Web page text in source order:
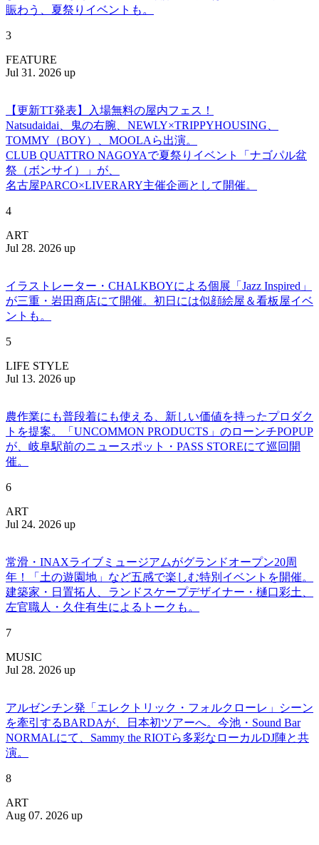
賑わう、夏祭りイベントも。
3
FEATURE
Jul 31. 2026 up
【更新TT発表】入場無料の屋内フェス！
Natsudaidai、鬼の右腕、NEWLY×TRIPPYHOUSING、
TOMMY（BOY）、MOOLAら出演。
CLUB QUATTRO NAGOYAで夏祭りイベント「ナゴパル盆
祭（ボンサイ）」が、
名古屋PARCO×LIVERARY主催企画として開催。
4
ART
Jul 28. 2026 up
イラストレーター・CHALKBOYによる個展「Jazz Inspired」
が三重・岩田商店にて開催。初日には似顔絵屋＆看板屋イベ
ントも。
5
LIFE STYLE
Jul 13. 2026 up
農作業にも普段着にも使える、新しい価値を持ったプロダク
トを提案。「UNCOMMON PRODUCTS」のローンチPOPUP
が、岐阜駅前のニュースポット・PASS STOREにて巡回開
催。
6
ART
Jul 24. 2026 up
常滑・INAXライブミュージアムがグランドオープン20周
年！「土の遊園地」など五感で楽しむ特別イベントを開催。
建築家・日置拓人、ランドスケープデザイナー・樋口彩土、
左官職人・久住有生によるトークも。
7
MUSIC
Jul 28. 2026 up
アルゼンチン発「エレクトリック・フォルクローレ」シーン
を牽引するBARDAが、日本初ツアーへ。今池・Sound Bar
NORMALにて、Sammy the RIOTら多彩なローカルDJ陣と共
演。
8
ART
Aug 07. 2026 up